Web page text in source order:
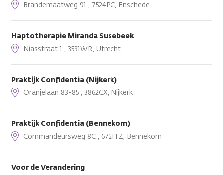
Brandemaatweg 91 , 7524PC, Enschede
Haptotherapie Miranda Susebeek
Niasstraat 1 , 3531WR, Utrecht
Praktijk Confidentia (Nijkerk)
Oranjelaan 83-85 , 3862CX, Nijkerk
Praktijk Confidentia (Bennekom)
Commandeursweg 8C , 6721TZ, Bennekom
Voor de Verandering